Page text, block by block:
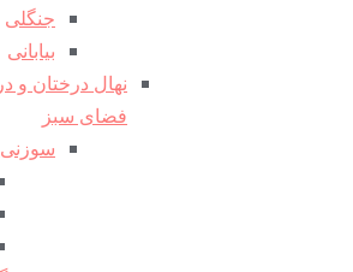
جنگلی
بیابانی
نهال درختان و
فضای سبز
سوزنی